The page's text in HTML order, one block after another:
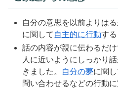
自分の意思を以前よりは
に関して 自主的に行動す
話の内容が親に伝わるだ
人に近いようにしっかり
きました。
自分の夢に関
問い合わせるなどの行動